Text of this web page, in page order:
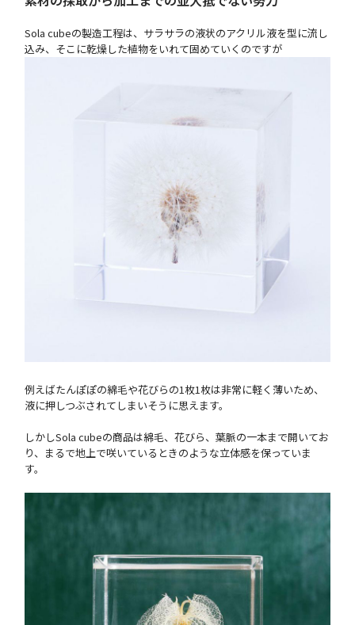
Sola cubeの製造工程は、サラサラの液状のアクリル液を型に流し
込み、そこに乾燥した植物をいれて固めていくのですが
例えばたんぽぽの綿毛や花びらの1枚1枚は非常に軽く薄いため、
液に押しつぶされてしまいそうに思えます。
しかしSola cubeの商品は綿毛、花びら、葉脈の一本まで開いてお
り、まるで地上で咲いているときのような立体感を保っていま
す。